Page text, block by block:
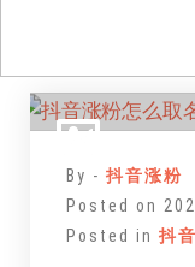
By - 抖音涨粉
Posted on
Posted in 抖